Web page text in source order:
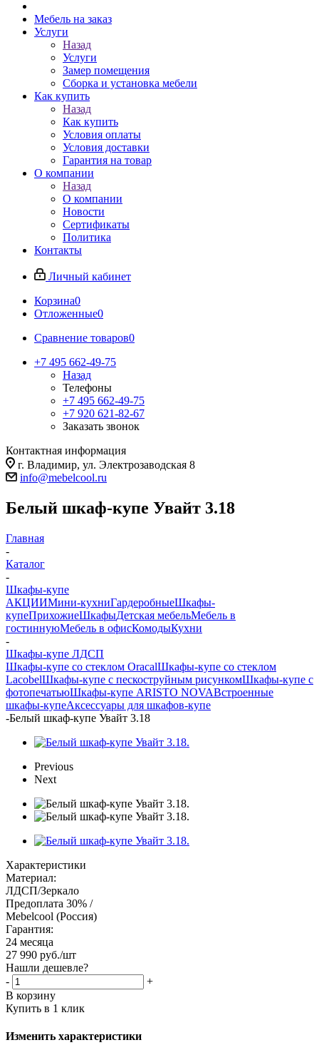
Мебель на заказ
Услуги
Назад
Услуги
Замер помещения
Сборка и установка мебели
Как купить
Назад
Как купить
Условия оплаты
Условия доставки
Гарантия на товар
О компании
Назад
О компании
Новости
Сертификаты
Политика
Контакты
Личный кабинет
Корзина0
Отложенные0
Сравнение товаров0
+7 495 662-49-75
Назад
Телефоны
+7 495 662-49-75
+7 920 621-82-67
Заказать звонок
Контактная информация
г. Владимир, ул. Электрозаводская 8
info@mebelcool.ru
Белый шкаф-купе Увайт 3.18
Главная
-
Каталог
-
Шкафы-купе
АКЦИИМини-кухниГардеробныеШкафы-
купеПрихожиеШкафыДетская мебельМебель в
гостиннуюМебель в офисКомодыКухни
-
Шкафы-купе ЛДСП
Шкафы-купе со стеклом OracalШкафы-купе со стеклом
LacobelШкафы-купе с пескоструйным рисункомШкафы-купе с
фотопечатьюШкафы-купе ARISTO NOVAВстроенные
шкафы-купеАксессуары для шкафов-купе
-Белый шкаф-купе Увайт 3.18
Previous
Next
Характеристики
Материал:
ЛДСП/Зеркало
Предоплата 30% /
Mebelcool (Россия)
Гарантия:
24 месяца
27 990 руб./шт
Нашли дешевле?
-
+
В корзину
Купить в 1 клик
Изменить характеристики